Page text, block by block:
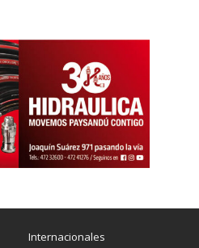
Internacionales